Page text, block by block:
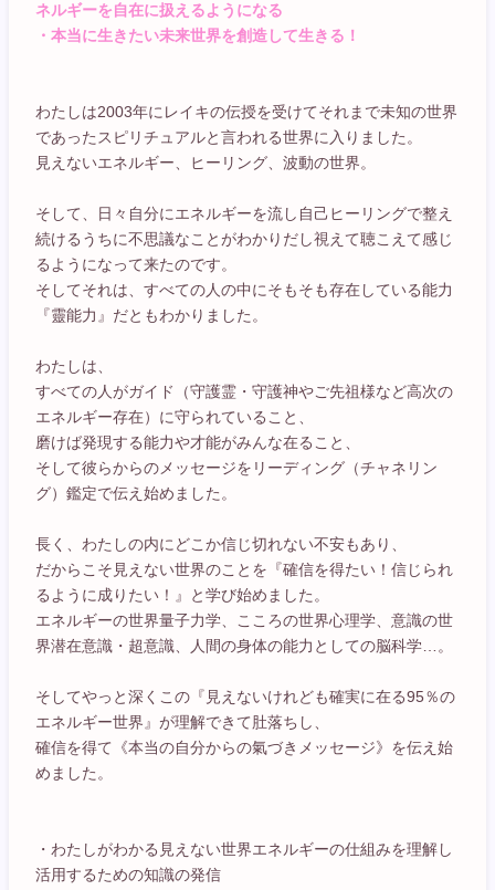
ネルギーを自在に扱えるようになる
・本当に生きたい未来世界を創造して生きる！
わたしは2003年にレイキの伝授を受けてそれまで未知の世界
であったスピリチュアルと言われる世界に入りました。
見えないエネルギー、ヒーリング、波動の世界。
そして、日々自分にエネルギーを流し自己ヒーリングで整え
続けるうちに不思議なことがわかりだし視えて聴こえて感じ
るようになって来たのです。
そしてそれは、すべての人の中にそもそも存在している能力
『靈能力』だともわかりました。
わたしは、
すべての人がガイド（守護霊・守護神やご先祖様など高次の
エネルギー存在）に守られていること、
磨けば発現する能力や才能がみんな在ること、
そして彼らからのメッセージをリーディング（チャネリン
グ）鑑定で伝え始めました。
長く、わたしの内にどこか信じ切れない不安もあり、
だからこそ見えない世界のことを『確信を得たい！信じられ
るように成りたい！』と学び始めました。
エネルギーの世界量子力学、こころの世界心理学、意識の世
界潜在意識・超意識、人間の身体の能力としての脳科学…。
そしてやっと深くこの『見えないけれども確実に在る95％の
エネルギー世界』が理解できて肚落ちし、
確信を得て《本当の自分からの氣づきメッセージ》を伝え始
めました。
・わたしがわかる見えない世界エネルギーの仕組みを理解し
活用するための知識の発信